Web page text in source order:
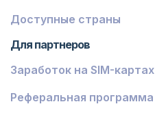
Доступные страны
Для партнеров
Заработок на SIM-картах
Реферальная программа